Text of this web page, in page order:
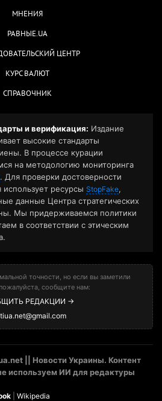
МНЕНИЯ
РАВНЫЕ.UA
ЦЕНТР
КУРС ВАЛЮТ
СПРАВОЧНИК
и верификация: Издание
высокие стандарты
В процессе курации
на методологию мониторинга
. Для проверки достоверности
ресурсы StopFake,
данные Центра стратегических
Мы придерживаемся политики
в соответствии с этическим
точности, но если вы заметили
сообщите нам:
РЕДАКЦИИ →
|| Новости Украины. Контент
используем ИИ для редактуры
Wikipedia